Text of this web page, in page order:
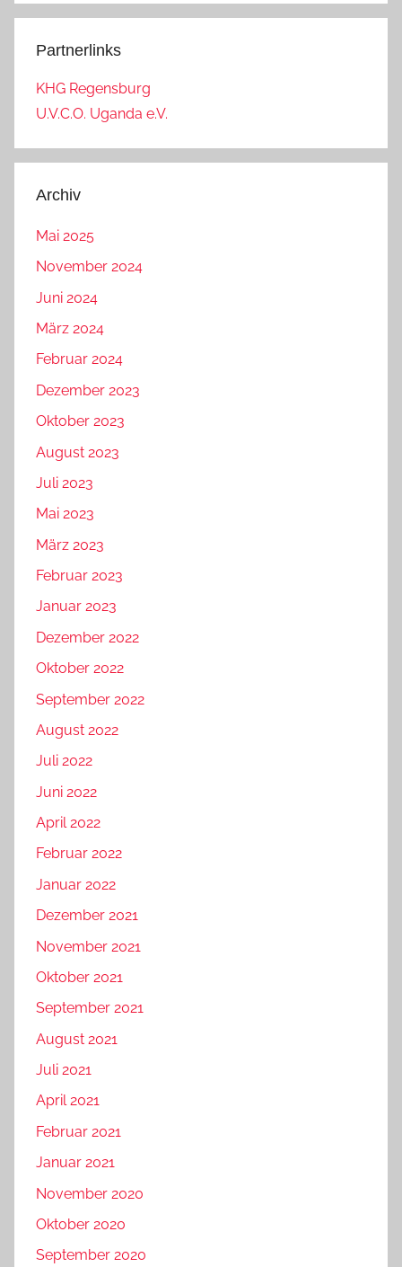
Partnerlinks
KHG Regensburg
U.V.C.O. Uganda e.V.
Archiv
Mai 2025
November 2024
Juni 2024
März 2024
Februar 2024
Dezember 2023
Oktober 2023
August 2023
Juli 2023
Mai 2023
März 2023
Februar 2023
Januar 2023
Dezember 2022
Oktober 2022
September 2022
August 2022
Juli 2022
Juni 2022
April 2022
Februar 2022
Januar 2022
Dezember 2021
November 2021
Oktober 2021
September 2021
August 2021
Juli 2021
April 2021
Februar 2021
Januar 2021
November 2020
Oktober 2020
September 2020